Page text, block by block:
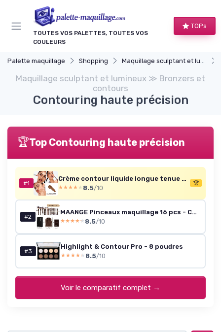
TOUTES VOS PALETTES, TOUTES VOS
COULEURS
TOPs
Palette maquillage Shopping Maquillage sculptant et lumineux
Maquillage sculptant et lumineux ≫ Bronzers et
contours
Contouring haute précision
🏆Top Contouring haute précision
#1
Crème contour liquide longue tenue — légère & végan
★★★★★
★★★★★ 8.5/10
🏆
#2
MAANGE Pinceaux maquillage 16 pcs - Coffret marron
★★★★★
★★★★★ 8.5/10
#3
Highlight & Contour Pro - 8 poudres
★★★★★
★★★★★ 8.5/10
Voir le comparatif complet →
Panneau de gestion des cookies